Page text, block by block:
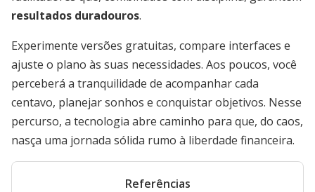
resultados duradouros.
Experimente versões gratuitas, compare interfaces e
ajuste o plano às suas necessidades. Aos poucos, você
perceberá a tranquilidade de acompanhar cada
centavo, planejar sonhos e conquistar objetivos. Nesse
percurso, a tecnologia abre caminho para que, do caos,
nasça uma jornada sólida rumo à liberdade financeira.
Referências